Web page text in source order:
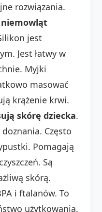
rozwiązania.
jest
Jest łatwy w
Myjki
masować
krążenie krwi.
skórę dziecka.
Często
Pomagają
Są
skórą.
i ftalanów. To
użytkowania.